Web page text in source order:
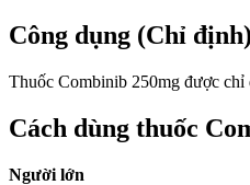
Công dụng (Chỉ định)
Thuốc Combinib 250mg được
Cách dùng thuốc
Người lớn